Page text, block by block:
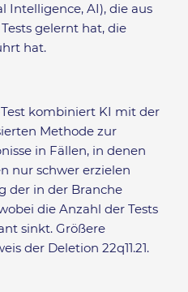
Intelligence, AI), die aus
gelernt hat, die
hat.
kombiniert KI mit der
Methode zur
in Fällen, in denen
nur schwer erzielen
der in der Branche
die Anzahl der Tests
sinkt. Größere
der Deletion 22q11.21.